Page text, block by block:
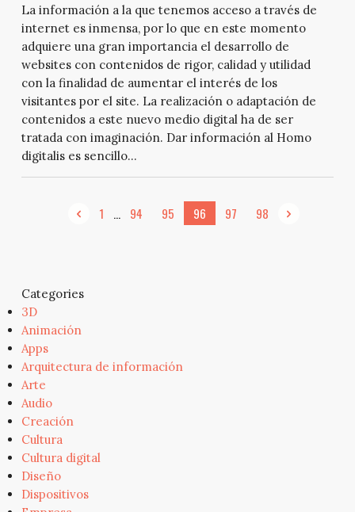
La información a la que tenemos acceso a través de
internet es inmensa, por lo que en este momento
adquiere una gran importancia el desarrollo de
websites con contenidos de rigor, calidad y utilidad
con la finalidad de aumentar el interés de los
visitantes por el site. La realización o adaptación de
contenidos a este nuevo medio digital ha de ser
tratada con imaginación. Dar información al Homo
digitalis es sencillo...
1 ... 94 95 96 97 98
Categories
3D
Animación
Apps
Arquitectura de información
Arte
Audio
Creación
Cultura
Cultura digital
Diseño
Dispositivos